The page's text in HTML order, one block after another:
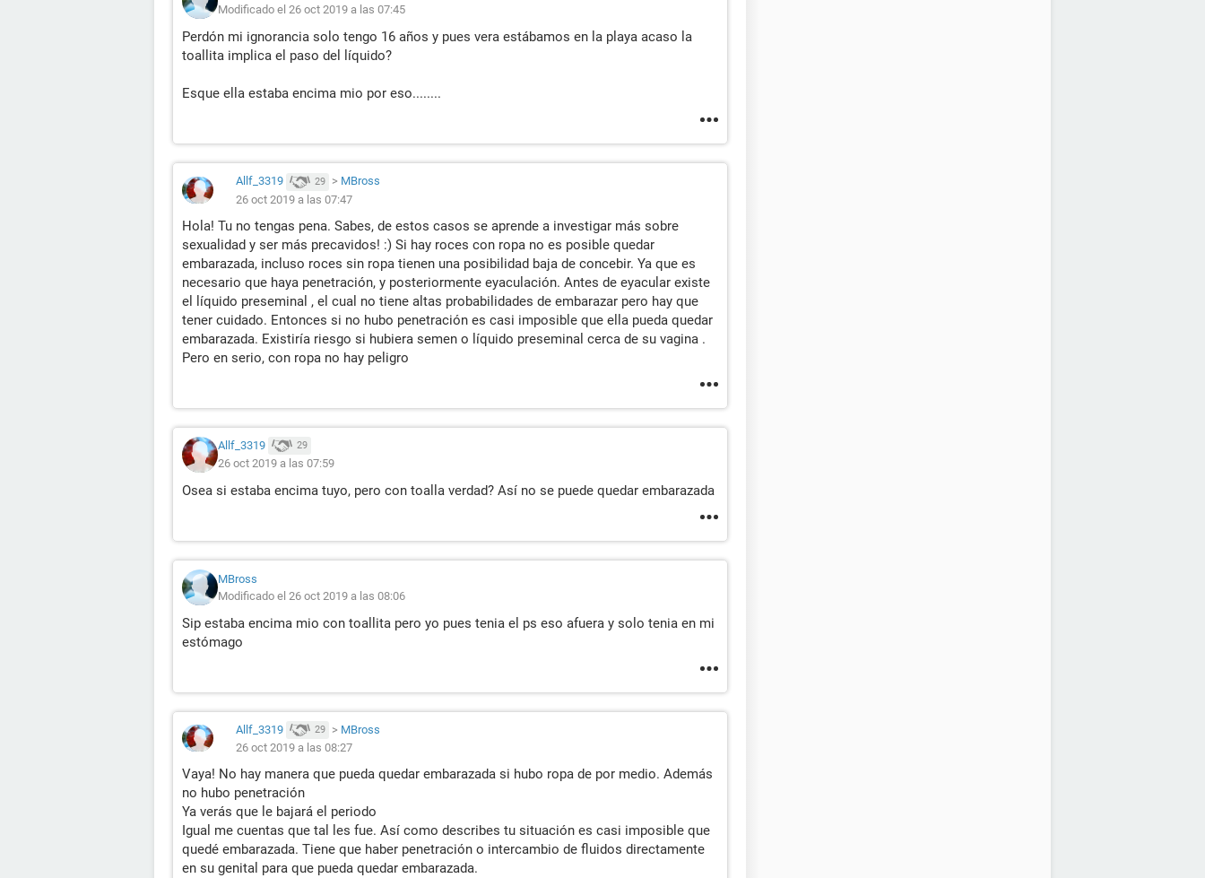
Modificado el 26 oct 2019 a las 07:45
Perdón mi ignorancia solo tengo 16 años y pues vera estábamos en la playa acaso la
toallita implica el paso del líquido?
Esque ella estaba encima mio por eso........
Allf_3319 29 > MBross
26 oct 2019 a las 07:47
Hola! Tu no tengas pena. Sabes, de estos casos se aprende a investigar más sobre
sexualidad y ser más precavidos! :) Si hay roces con ropa no es posible quedar
embarazada, incluso roces sin ropa tienen una posibilidad baja de concebir. Ya que es
necesario que haya penetración, y posteriormente eyaculación. Antes de eyacular existe
el líquido preseminal , el cual no tiene altas probabilidades de embarazar pero hay que
tener cuidado. Entonces si no hubo penetración es casi imposible que ella pueda quedar
embarazada. Existiría riesgo si hubiera semen o líquido preseminal cerca de su vagina .
Pero en serio, con ropa no hay peligro
Allf_3319 29
26 oct 2019 a las 07:59
Osea si estaba encima tuyo, pero con toalla verdad? Así no se puede quedar embarazada
MBross
Modificado el 26 oct 2019 a las 08:06
Sip estaba encima mio con toallita pero yo pues tenia el ps eso afuera y solo tenia en mi
estómago
Allf_3319 29 > MBross
26 oct 2019 a las 08:27
Vaya! No hay manera que pueda quedar embarazada si hubo ropa de por medio. Además
no hubo penetración
Ya verás que le bajará el periodo
Igual me cuentas que tal les fue. Así como describes tu situación es casi imposible que
quedé embarazada. Tiene que haber penetración o intercambio de fluidos directamente
en su genital para que pueda quedar embarazada.